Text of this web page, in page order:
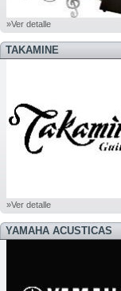
»Ver detalle
TAKAMINE
»Ver detalle
YAMAHA ACUSTICAS